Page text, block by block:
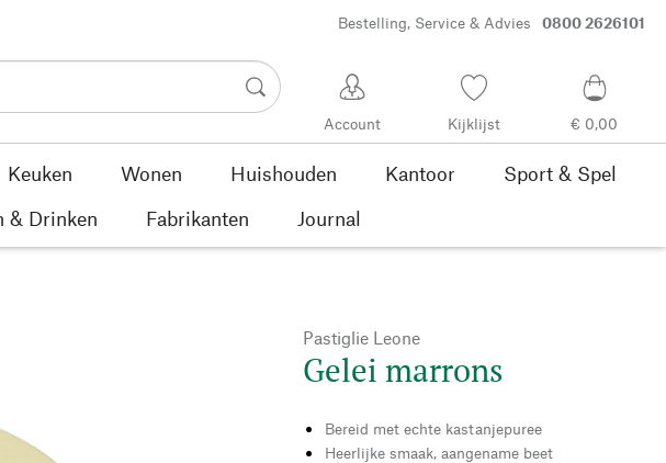
Bestelling, Service & Advies 0800 2626101
Account Kijklijst € 0,00
Keuken Wonen Huishouden Kantoor
Sport & Spel
& Drinken Fabrikanten Journal
Pastiglie Leone
Gelei marrons
Bereid met echte kastanjepuree
Heerlijke smaak, aangename beet